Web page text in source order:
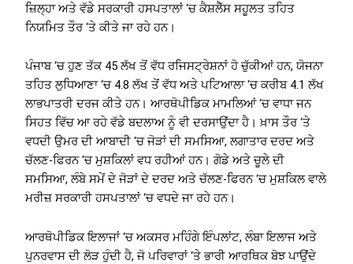
ਜ਼ਿਲ੍ਹਾ ਅਤੇ ਵੱਡੇ ਸਰਕਾਰੀ ਹਸਪਤਾਲਾਂ ‘ਚ ਕੈਸ਼ਲੈੱਸ ਸਹੂਲਤ ਤਹਿਤ
ਨਿਯਮਿਤ ਤੌਰ ‘ਤੇ ਕੀਤੇ ਜਾ ਰਹੇ ਹਨ।
ਪੰਜਾਬ ‘ਚ ਹੁਣ ਤੱਕ 45 ਲੱਖ ਤੋਂ ਵੱਧ ਰਜਿਸਟ੍ਰੇਸ਼ਨਾਂ ਹੋ ਚੁੱਕੀਆਂ ਹਨ, ਯੋਜਨਾ
ਤਹਿਤ ਲੁਧਿਆਣਾ ‘ਚ 4.8 ਲੱਖ ਤੋਂ ਵੱਧ ਅਤੇ ਪਟਿਆਲਾ ‘ਚ ਕਰੀਬ 4.1 ਲੱਖ
ਲਾਭਪਾਤਰੀ ਦਰਜ ਕੀਤੇ ਹਨ। ਆਰਥੋਪੀਡਿਕ ਮਾਮਲਿਆਂ ‘ਚ ਵਾਧਾ ਜਨ
ਸਿਹਤ ਵਿੱਚ ਆ ਰਹੇ ਵੱਡੇ ਬਦਲਾਅ ਨੂੰ ਵੀ ਦਰਸਾਉਂਦਾ ਹੈ। ਖ਼ਾਸ ਤੌਰ ‘ਤੇ
ਵਧਦੀ ਉਮਰ ਦੀ ਆਬਾਦੀ ‘ਚ ਜੋੜਾਂ ਦੀ ਸਮਸਿਆ, ਲਗਾਤਾਰ ਦਰਦ ਅਤੇ
ਚੱਲਣ-ਫਿਰਨ ‘ਚ ਮੁਸ਼ਕਿਲਾਂ ਵਧ ਰਹੀਆਂ ਹਨ। ਗੋਡੇ ਅਤੇ ਚੂਲੇ ਦੀ
ਸਮਸਿਆ, ਲੰਬੇ ਸਮੇਂ ਦੇ ਜੋੜਾਂ ਦੇ ਦਰਦ ਅਤੇ ਚੱਲਣ-ਫਿਰਨ ‘ਚ ਮੁਸ਼ਕਿਲ ਵਾਲੇ
ਮਰੀਜ਼ ਸਰਕਾਰੀ ਹਸਪਤਾਲਾਂ ‘ਚ ਵਧਦੇ ਜਾ ਰਹੇ ਹਨ।
ਆਰਥੋਪੀਡਿਕ ਇਲਾਜਾਂ ‘ਚ ਅਕਸਰ ਮਹਿੰਗੇ ਇੰਪਲਾਂਟ, ਲੰਬਾ ਇਲਾਜ ਅਤੇ
ਪੁਨਰਵਾਸ ਦੀ ਲੋੜ ਹੁੰਦੀ ਹੈ, ਜੋ ਪਰਿਵਾਰਾਂ ‘ਤੇ ਭਾਰੀ ਆਰਥਿਕ ਬੋਝ ਪਾਉਂਦੇ